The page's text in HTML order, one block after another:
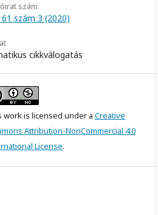
szám
61 szám 3 (2020)
cikkválogatás
work is licensed under a Creative
Attribution-NonCommercial 4.0
License.